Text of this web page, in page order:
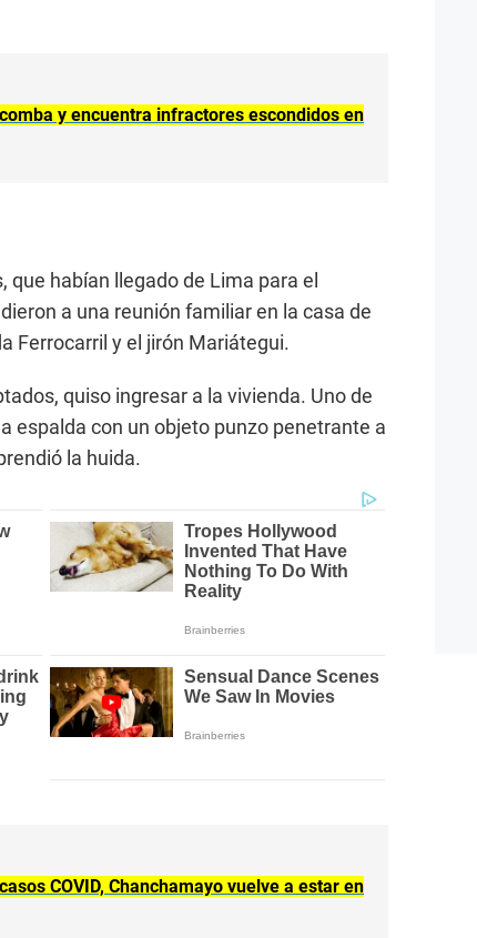
y encuentra infractores escondidos en
habían llegado de Lima para el
a una reunión familiar en la casa de
Ferrocarril y el jirón Mariátegui.
quiso ingresar a la vivienda. Uno de
espalda con un objeto punzo penetrante a
la huida.
COVID, Chanchamayo vuelve a estar en